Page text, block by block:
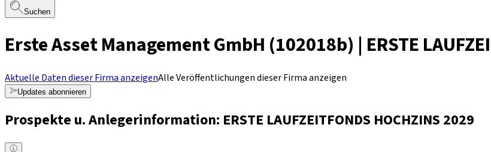
Suchen
Erste Asset Management GmbH (102018b) | ERSTE
Aktuelle Daten dieser Firma anzeigenAlle Veröffentlichungen dieser Firma anzeigen
Updates abonnieren
Prospekte u. Anlegerinformation: ERSTE LAUFZEITFONDS HOCHZINS 2029